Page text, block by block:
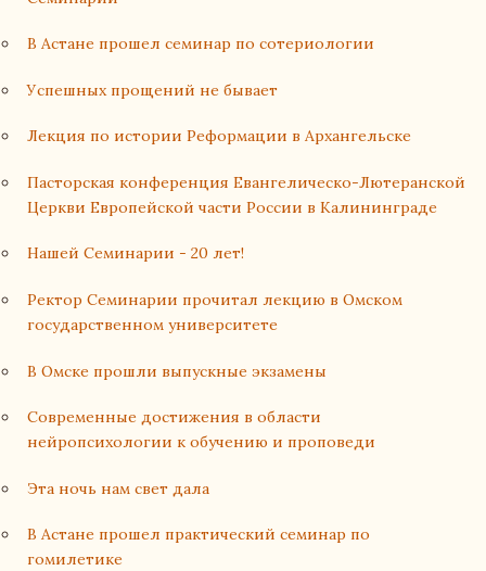
В Астане прошел семинар по сотериологии
Успешных прощений не бывает
Лекция по истории Реформации в Архангельске
Пасторская конференция Евангелическо-Лютеранской
Церкви Европейской части России в Калининграде
Нашей Семинарии - 20 лет!
Ректор Семинарии прочитал лекцию в Омском
государственном университете
В Омске прошли выпускные экзамены
Современные достижения в области
нейропсихологии к обучению и проповеди
Эта ночь нам свет дала
В Астане прошел практический семинар по
гомилетике